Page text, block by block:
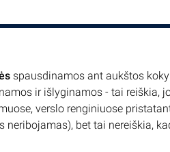
spausdinamos ant aukštos
ir išlyginamos - tai reiškia,
verslo renginiuose
neribojamas), bet tai nereiškia,